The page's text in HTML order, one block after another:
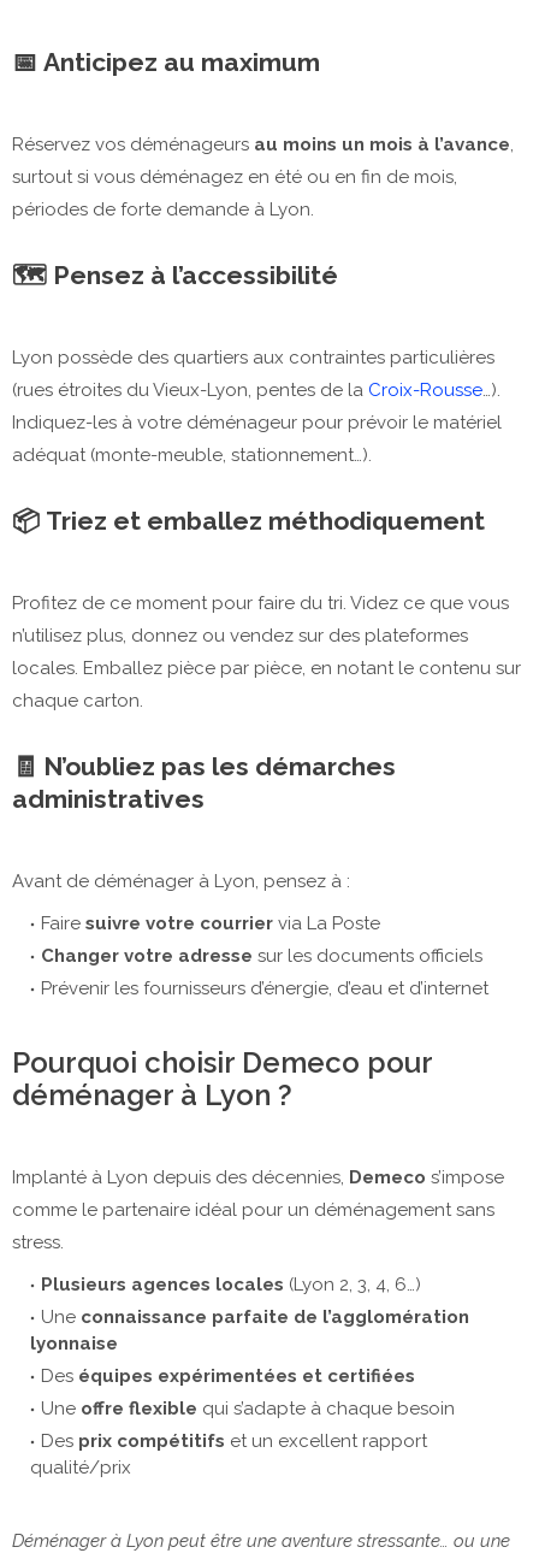
📅 Anticipez au maximum
Réservez vos déménageurs au moins un mois à l’avance,
surtout si vous déménagez en été ou en fin de mois,
périodes de forte demande à Lyon.
🗺️ Pensez à l’accessibilité
Lyon possède des quartiers aux contraintes particulières
(rues étroites du Vieux-Lyon, pentes de la Croix-Rousse…).
Indiquez-les à votre déménageur pour prévoir le matériel
adéquat (monte-meuble, stationnement…).
📦 Triez et emballez méthodiquement
Profitez de ce moment pour faire du tri. Videz ce que vous
n’utilisez plus, donnez ou vendez sur des plateformes
locales. Emballez pièce par pièce, en notant le contenu sur
chaque carton.
🧾 N’oubliez pas les démarches
administratives
Avant de déménager à Lyon, pensez à :
Faire suivre votre courrier via La Poste
Changer votre adresse sur les documents officiels
Prévenir les fournisseurs d’énergie, d’eau et d’internet
Pourquoi choisir Demeco pour
déménager à Lyon ?
Implanté à Lyon depuis des décennies, Demeco s’impose
comme le partenaire idéal pour un déménagement sans
stress.
Plusieurs agences locales (Lyon 2, 3, 4, 6…)
Une connaissance parfaite de l’agglomération
lyonnaise
Des équipes expérimentées et certifiées
Une offre flexible qui s’adapte à chaque besoin
Des prix compétitifs et un excellent rapport
qualité/prix
Déménager à Lyon peut être une aventure stressante… ou une